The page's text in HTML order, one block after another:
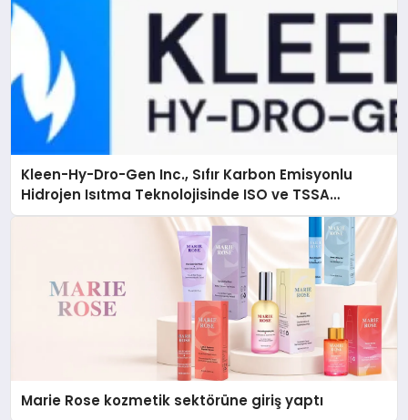
Kleen-Hy-Dro-Gen Inc., Sıfır Karbon Emisyonlu
Hidrojen Isıtma Teknolojisinde ISO ve TSSA
Düzenleyici Onaylarını Aldı
Marie Rose kozmetik sektörüne giriş yaptı